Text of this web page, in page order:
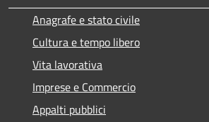
Anagrafe e stato civile
Cultura e tempo libero
Vita lavorativa
Imprese e Commercio
Appalti pubblici